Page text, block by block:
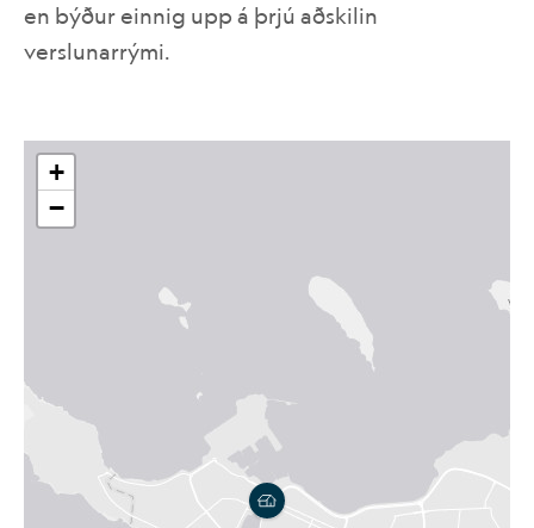
en býður einnig upp á þrjú aðskilin
verslunarrými.
+
−